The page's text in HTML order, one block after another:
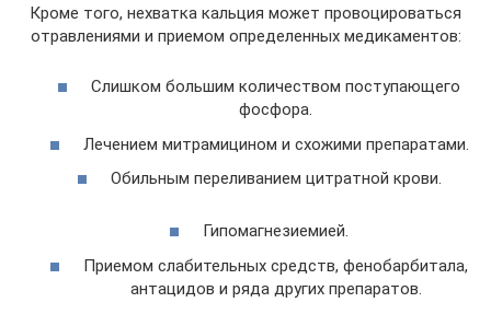
Кроме того, нехватка кальция может провоцироваться
отравлениями и приемом определенных медикаментов:
Слишком большим количеством поступающего
фосфора.
Лечением митрамицином и схожими препаратами.
Обильным переливанием цитратной крови.
Гипомагнезиемией.
Приемом слабительных средств, фенобарбитала,
антацидов и ряда других препаратов.